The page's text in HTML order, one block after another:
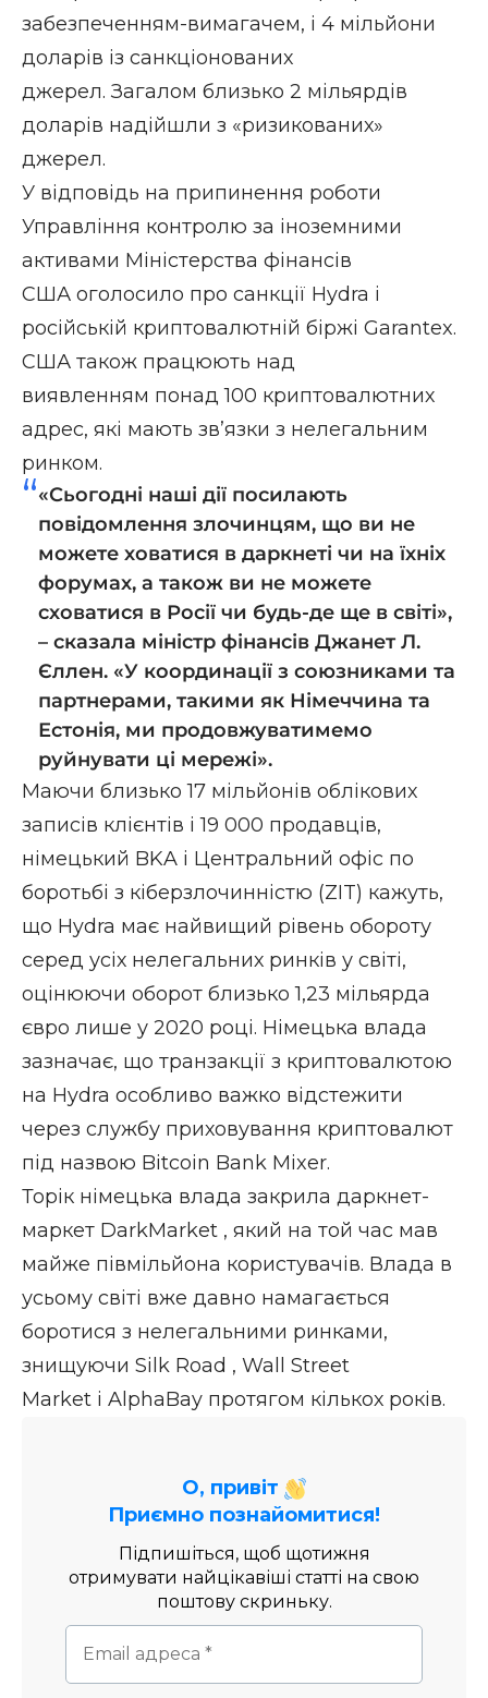
забезпеченням-вимагачем, і 4 мільйони
доларів із санкціонованих
джерел. Загалом близько 2 мільярдів
доларів надійшли з «ризикованих»
джерел.
У відповідь на припинення роботи
Управління контролю за іноземними
активами Міністерства фінансів
США оголосило про санкції Hydra і
російській криптовалютній біржі Garantex.
США також працюють над
виявленням понад 100 криптовалютних
адрес, які мають зв’язки з нелегальним
ринком.
«Сьогодні наші дії посилають
повідомлення злочинцям, що ви не
можете ховатися в даркнеті чи на їхніх
форумах, а також ви не можете
сховатися в Росії чи будь-де ще в світі»,
– сказала міністр фінансів Джанет Л.
Єллен. «У координації з союзниками та
партнерами, такими як Німеччина та
Естонія, ми продовжуватимемо
руйнувати ці мережі».
Маючи близько 17 мільйонів облікових
записів клієнтів і 19 000 продавців,
німецький BKA і Центральний офіс по
боротьбі з кіберзлочинністю (ZIT) кажуть,
що Hydra має найвищий рівень обороту
серед усіх нелегальних ринків у світі,
оцінюючи оборот близько 1,23 мільярда
євро лише у 2020 році. Німецька влада
зазначає, що транзакції з криптовалютою
на Hydra особливо важко відстежити
через службу приховування криптовалют
під назвою Bitcoin Bank Mixer.
Торік німецька влада закрила даркнет-
маркет DarkMarket , який на той час мав
майже півмільйона користувачів. Влада в
усьому світі вже давно намагається
боротися з нелегальними ринками,
знищуючи Silk Road , Wall Street
Market і AlphaBay протягом кількох років.
О, привіт
Приємно познайомитися!
Підпишіться, щоб щотижня
отримувати найцікавіші статті на свою
поштову скриньку.